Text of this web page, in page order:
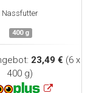
Nassfutter
400 g
23,49 € (6 x
400 g)